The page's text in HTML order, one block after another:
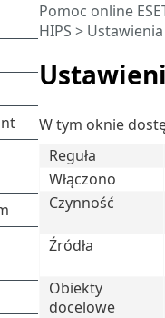
Pomoc online
HIPS >
W tym oknie
Reguła
Włączono
Czynność
Źródła
Obiekty
docelowe